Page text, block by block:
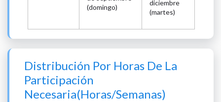
(domingo)
diciembre
(martes)
Distribución Por Horas De La
Participación
Necesaria(Horas/Semanas)